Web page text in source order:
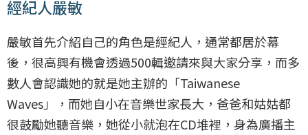
經紀人嚴敏
嚴敏首先介紹自己的角色是經紀人，通常都居於幕
後，很高興有機會透過500輯邀請來與大家分享，而多
數人會認識她的就是她主辦的「Taiwanese
Waves」，而她自小在音樂世家長大，爸爸和姑姑都
很鼓勵她聽音樂，她從小就泡在CD堆裡，身為廣播主